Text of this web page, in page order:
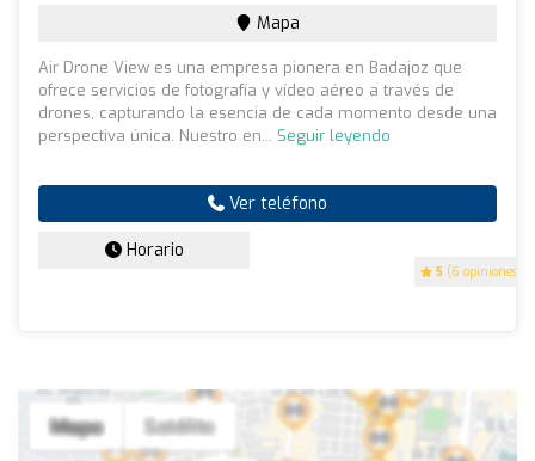
5 (6 opiniones)
Mapa
Air Drone View es una empresa pionera en Badajoz que
ofrece servicios de fotografía y vídeo aéreo a través de
drones, capturando la esencia de cada momento desde una
perspectiva única. Nuestro en... Seguir leyendo
Ver teléfono
Horario